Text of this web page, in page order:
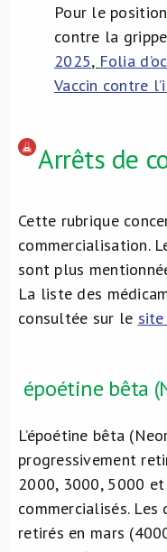
Pour le
contre la
2025, Folia
Vaccin contre
Arrêts de
Cette rubrique
commercialisation.
sont plus
La liste des
consultée sur le
époétine bêta
L’époétine bêta
progressivement
2000, 3000, 5000
commercialisés.
retirés en mars